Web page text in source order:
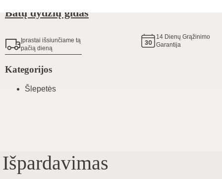
Batų dydžių gidas
Įprastai išsiunčiame tą
pačią dieną
14 Dienų Grąžinimo
Garantija
Kategorijos
Šlepetės
Išpardavimas